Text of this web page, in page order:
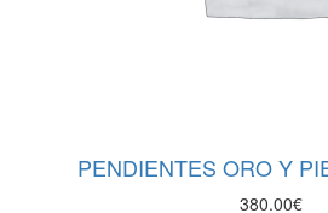
PENDIENTES ORO Y
380.00€